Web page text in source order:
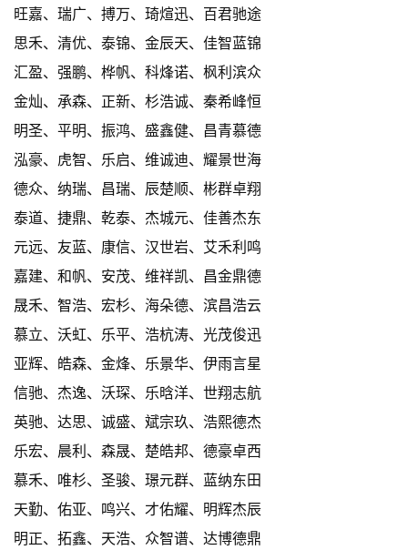
旺嘉、瑞广、搏万、琦煊迅、百君驰途
思禾、清优、泰锦、金辰天、佳智蓝锦
汇盈、强鹏、桦帆、科烽诺、枫利滨众
金灿、承森、正新、杉浩诚、秦希峰恒
明圣、平明、振鸿、盛鑫健、昌青慕德
泓豪、虎智、乐启、维诚迪、耀景世海
德众、纳瑞、昌瑞、辰楚顺、彬群卓翔
泰道、捷鼎、乾泰、杰城元、佳善杰东
元远、友蓝、康信、汉世岩、艾禾利鸣
嘉建、和帆、安茂、维祥凯、昌金鼎德
晟禾、智浩、宏杉、海朵德、滨昌浩云
慕立、沃虹、乐平、浩杭涛、光茂俊迅
亚辉、皓森、金烽、乐景华、伊雨言星
信驰、杰逸、沃琛、乐晗洋、世翔志航
英驰、达思、诚盛、斌宗玖、浩熙德杰
乐宏、晨利、森晟、楚皓邦、德豪卓西
慕禾、唯杉、圣骏、璟元群、蓝纳东田
天勤、佑亚、鸣兴、才佑耀、明辉杰辰
明正、拓鑫、天浩、众智谱、达博德鼎